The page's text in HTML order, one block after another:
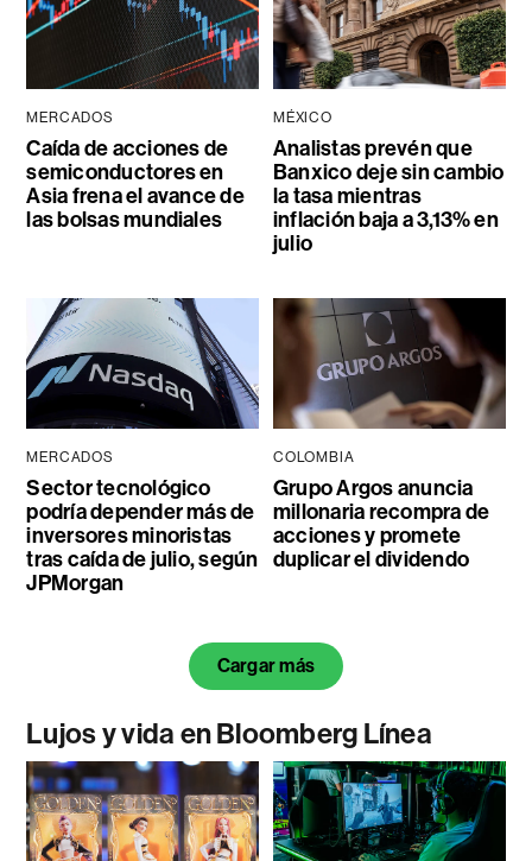
MERCADOS
Caída de acciones de
semiconductores en
Asia frena el avance de
las bolsas mundiales
MÉXICO
Analistas prevén que
Banxico deje sin cambio
la tasa mientras
inflación baja a 3,13% en
julio
MERCADOS
Sector tecnológico
podría depender más de
inversores minoristas
tras caída de julio, según
JPMorgan
COLOMBIA
Grupo Argos anuncia
millonaria recompra de
acciones y promete
duplicar el dividendo
Cargar más
Lujos y vida en Bloomberg Línea